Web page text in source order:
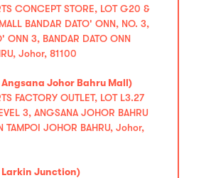
CONCEPT STORE, LOT G20 &
BANDAR DATO' ONN, NO. 3,
ONN 3, BANDAR DATO ONN
Johor, 81100
Angsana Johor Bahru Mall)
FACTORY OUTLET, LOT L3.27
3, ANGSANA JOHOR BAHRU
TAMPOI JOHOR BAHRU, Johor,
Larkin Junction)